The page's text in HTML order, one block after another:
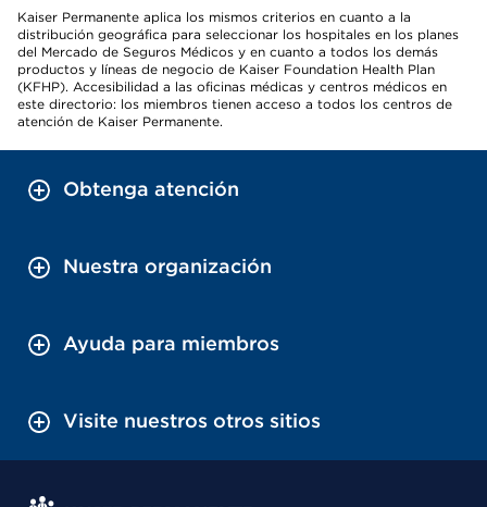
Kaiser Permanente aplica los mismos criterios en cuanto a la
distribución geográfica para seleccionar los hospitales en los planes
del Mercado de Seguros Médicos y en cuanto a todos los demás
productos y líneas de negocio de Kaiser Foundation Health Plan
(KFHP). Accesibilidad a las oficinas médicas y centros médicos en
este directorio: los miembros tienen acceso a todos los centros de
atención de Kaiser Permanente.
Obtenga atención
Nuestra organización
Ayuda para miembros
Visite nuestros otros sitios